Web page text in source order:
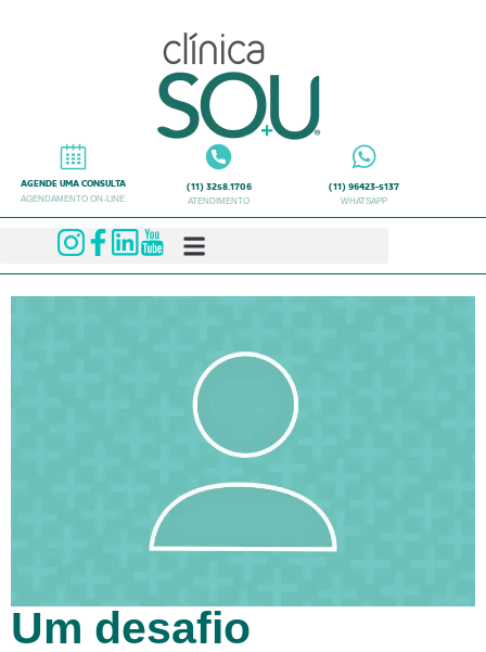
AGENDAMENTO ON-LINE
AGENDE UMA CONSULTA
ATENDIMENTO
(11) 3258.1706
WHATSAPP
(11) 96423-5137
Um desafio